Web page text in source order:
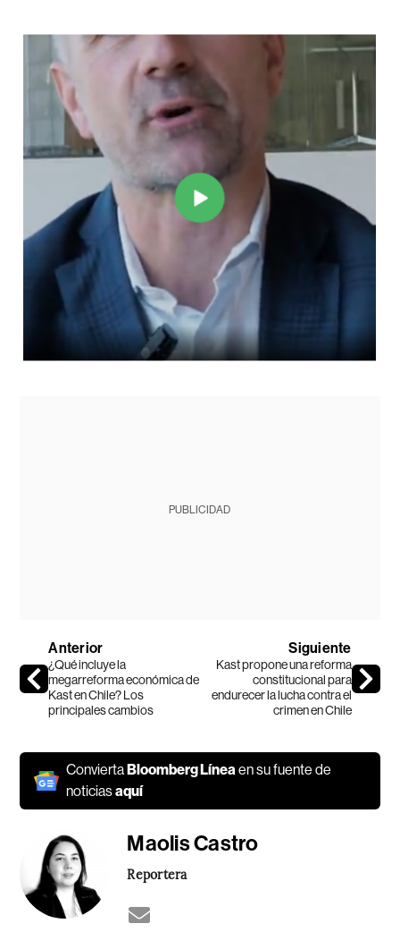
PUBLICIDAD
Anterior
¿Qué incluye la
megarreforma económica de
Kast en Chile? Los
principales cambios
Siguiente
Kast propone una reforma
constitucional para
endurecer la lucha contra el
crimen en Chile
ConviertaBloomberg Líneaen su fuente de
noticiasaquí
Maolis Castro
Reportera